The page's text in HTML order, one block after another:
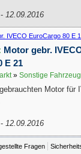
- 12.09.2016
Motor gebr.
E 21
» Sonstige
Motor für
- 12.09.2016
Fragen